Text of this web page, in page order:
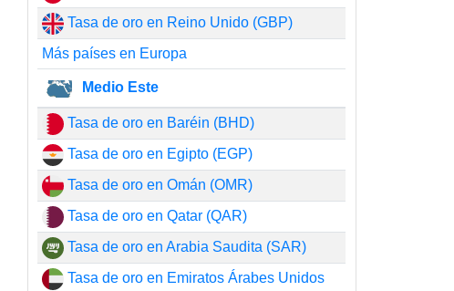
Tasa de oro en Reino Unido (GBP)
Más países en Europa
Medio Este
Tasa de oro en Baréin (BHD)
Tasa de oro en Egipto (EGP)
Tasa de oro en Omán (OMR)
Tasa de oro en Qatar (QAR)
Tasa de oro en Arabia Saudita (SAR)
Tasa de oro en Emiratos Árabes Unidos